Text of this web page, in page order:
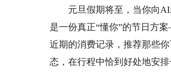
元旦假期将至，当你向AI
是一份真正“懂你”的节日方
近期的消费记录，推荐那些
态，在行程中恰到好处地安排